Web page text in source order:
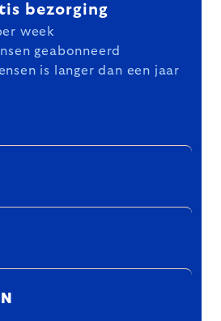
bezorging
week
geabonneerd
is langer dan een jaar